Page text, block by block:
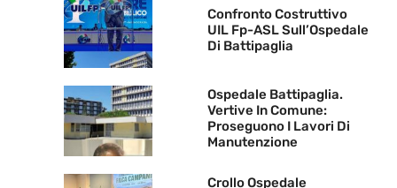
Confronto Costruttivo
UIL Fp-ASL Sull’Ospedale
Di Battipaglia
Ospedale Battipaglia.
Vertive In Comune:
Proseguono I Lavori Di
Manutenzione
Crollo Ospedale